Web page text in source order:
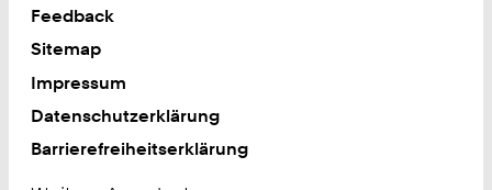
Feedback
Sitemap
Impressum
Datenschutzerklärung
Barrierefreiheitserklärung